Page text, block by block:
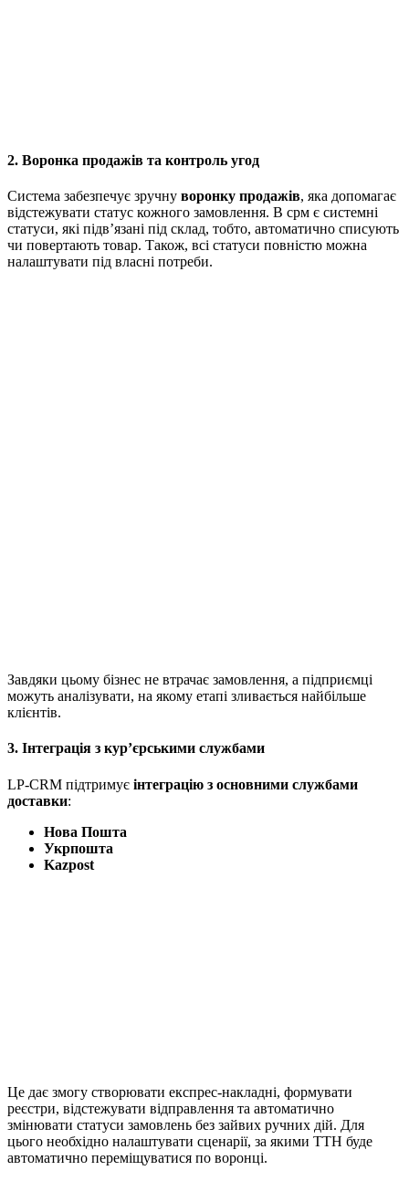
2. Воронка продажів та контроль угод
Система забезпечує зручну воронку продажів, яка допомагає
відстежувати статус кожного замовлення. В срм є системні
статуси, які підв’язані під склад, тобто, автоматично списують
чи повертають товар. Також, всі статуси повністю можна
налаштувати під власні потреби.
Завдяки цьому бізнес не втрачає замовлення, а підприємці
можуть аналізувати, на якому етапі зливається найбільше
клієнтів.
3. Інтеграція з кур’єрськими службами
LP-CRM підтримує інтеграцію з основними службами
доставки:
Нова Пошта
Укрпошта
Kazpost
Це дає змогу створювати експрес-накладні, формувати
реєстри, відстежувати відправлення та автоматично
змінювати статуси замовлень без зайвих ручних дій. Для
цього необхідно налаштувати сценарії, за якими ТТН буде
автоматично переміщуватися по воронці.